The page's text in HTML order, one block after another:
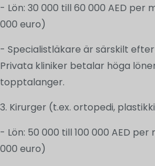
- Lön: 30 000 till 60 000 AED per
000 euro)
- Specialistläkare är särskilt
Privata kliniker betalar höga
topptalanger.
3. Kirurger (t.ex. ortopedi,
- Lön: 50 000 till 100 000 AED
000 euro)